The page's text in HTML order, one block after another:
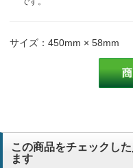
サイズ：450mm × 58mm
この商品をチェックし
ます